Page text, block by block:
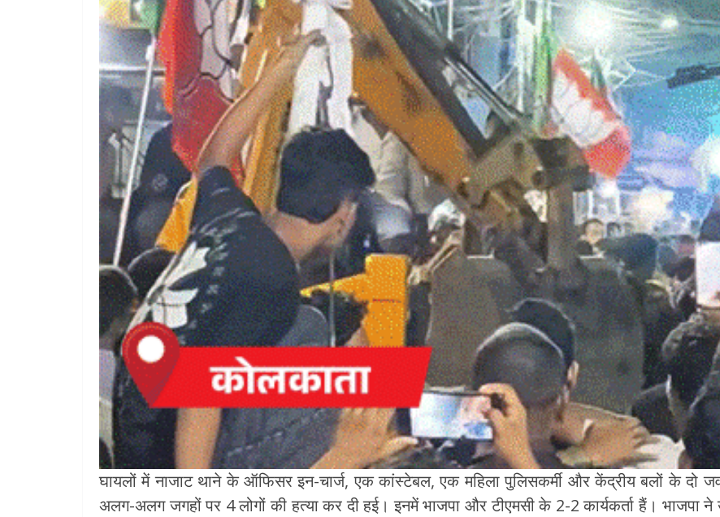
घायलों में नाजाट थाने के ऑफिसर इन-चार्ज, एक कांस्टेबल, एक महिला पुलिसकर्मी और केंद्रीय बलों के दो
अलग-अलग जगहों पर 4 लोगों की हत्या कर दी हई। इनमें भाजपा और टीएमसी के 2-2 कार्यकर्ता हैं। भाजपा